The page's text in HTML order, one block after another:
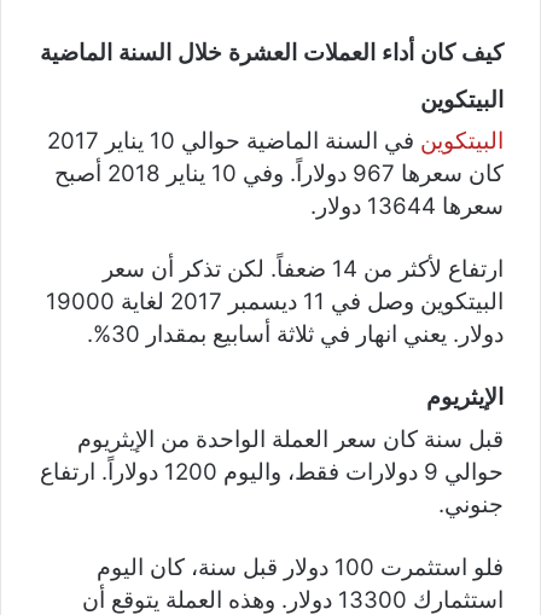
كيف كان أداء العملات العشرة خلال السنة الماضية
البيتكوين
البيتكوين
في السنة الماضية حوالي 10 يناير 2017
كان سعرها 967 دولاراً. وفي 10 يناير 2018 أصبح
سعرها 13644 دولار.
ارتفاع لأكثر من 14 ضعفاً. لكن تذكر أن سعر
البيتكوين وصل في 11 ديسمبر 2017 لغاية 19000
دولار. يعني انهار في ثلاثة أسابيع بمقدار 30%.
الإيثريوم
قبل سنة كان سعر العملة الواحدة من الإيثريوم
حوالي 9 دولارات فقط، واليوم 1200 دولاراً. ارتفاع
جنوني.
فلو استثمرت 100 دولار قبل سنة، كان اليوم
استثمارك 13300 دولار. وهذه العملة يتوقع أن